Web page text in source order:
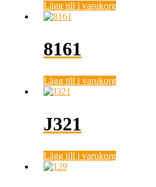
Lägg till i varukorg
8161
Lägg till i varukorg
J321
Lägg till i varukorg